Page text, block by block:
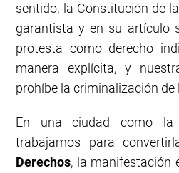
sentido, la Constitución de
garantista y en su artículo
protesta como derecho
manera explícita, y
prohíbe la criminalización
En una ciudad como
trabajamos para
Derechos, la manifestación